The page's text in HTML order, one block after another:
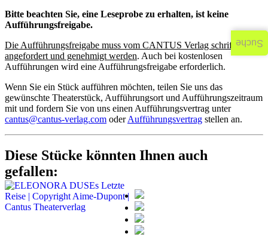
Bitte beachten Sie, eine Leseprobe zu erhalten, ist keine
Aufführungsfreigabe.
Die Aufführungsfreigabe muss vom CANTUS Verlag schriftlich
angefordert und genehmigt werden. Auch bei kostenlosen
Aufführungen wird eine Aufführungsfreigabe erforderlich.
Wenn Sie ein Stück aufführen möchten, teilen Sie uns das
gewünschte Theaterstück, Aufführungsort und Aufführungszeitraum
mit und fordern Sie von uns einen Aufführungsvertrag unter
cantus@cantus-verlag.com oderAufführungsvertrag stellen an.
Diese Stücke könnten Ihnen auch
gefallen:
Suche